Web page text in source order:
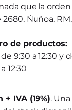
que la orden
Ñuñoa,
de productos:
9:30 a 12:30 y
12:30
+ IVA (19%).